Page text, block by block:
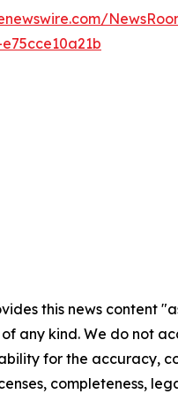
this news content
any kind. We do not
for the accuracy,
completeness,